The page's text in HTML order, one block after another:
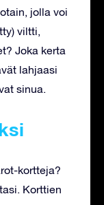
jolla voi
viltti,
Joka kerta
lahjaasi
sinua.
kortteja?
Korttien